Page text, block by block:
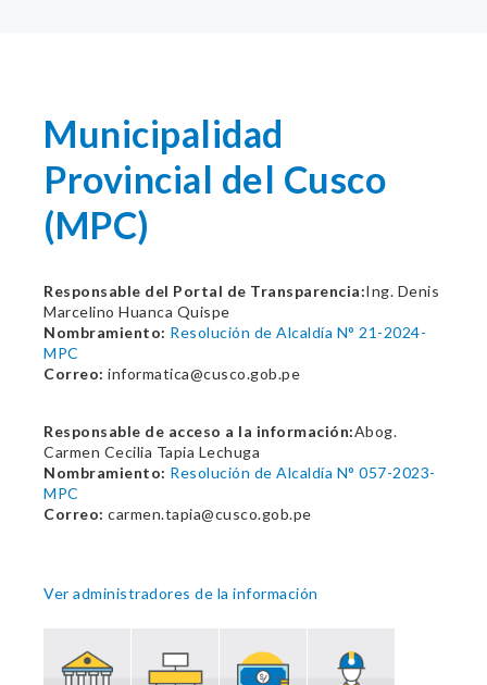
Municipalidad
Provincial del Cusco
(MPC)
Responsable del Portal de Transparencia:Ing. Denis
Marcelino Huanca Quispe
Nombramiento: Resolución de Alcaldía N° 21-2024-
MPC
Correo: informatica@cusco.gob.pe
Responsable de acceso a la información:Abog.
Carmen Cecilia Tapia Lechuga
Nombramiento: Resolución de Alcaldía N° 057-2023-
MPC
Correo: carmen.tapia@cusco.gob.pe
Ver administradores de la información